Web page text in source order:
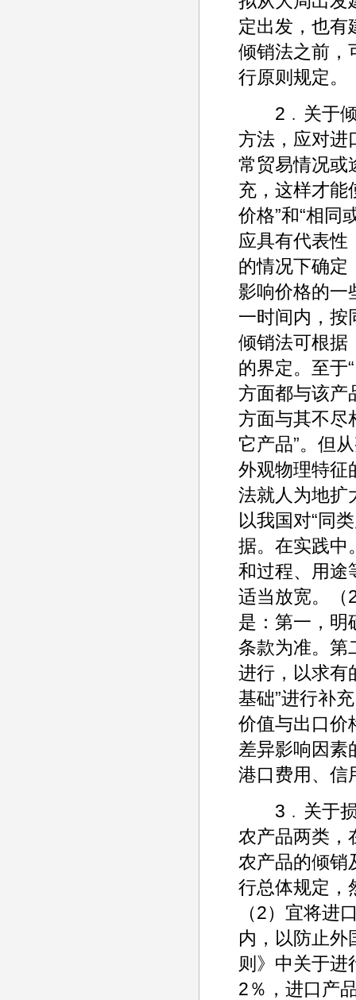
定出发，也有
倾销法之前，
行原则规定。
2﹒关于倾
方法，应对进
常贸易情况或
充，这样才能
价格”和“相同
应具有代表性
的情况下确定
影响价格的一
一时间内，按
倾销法可根据
的界定。至于
方面都与该产
方面与其不尽
它产品”。但
外观物理特征
法就人为地扩
以我国对“同
据。在实践中
和过程、用途
适当放宽。（
是：第一，明
条款为准。第
进行，以求有
基础”进行补
价值与出口价
差异影响因素
港口费用、信
3﹒关于损
农产品两类，
农产品的倾销
行总体规定，
（2）宜将进
内，以防止外
则》中关于进
2％，进口产